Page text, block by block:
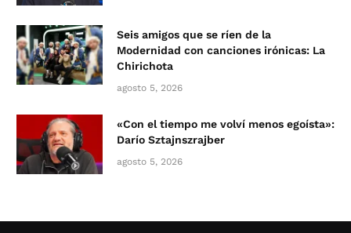
Seis amigos que se ríen de la
Modernidad con canciones irónicas: La
Chirichota
agosto 5, 2026
«Con el tiempo me volví menos egoísta»:
Darío Sztajnszrajber
agosto 5, 2026